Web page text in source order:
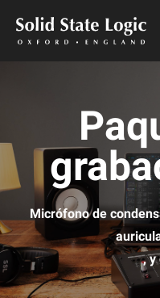
Micrófono de
, y